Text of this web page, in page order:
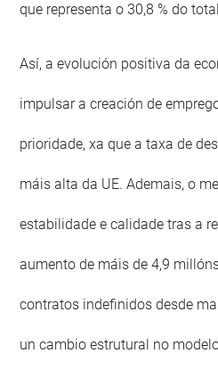
que representa o 30,8 % do
Así, a evolución positiva da
impulsar a creación de
prioridade, xa que a taxa de
máis alta da UE. Ademais, o
estabilidade e calidade tras a
aumento de máis de 4,9
contratos indefinidos desde
un cambio estrutural no